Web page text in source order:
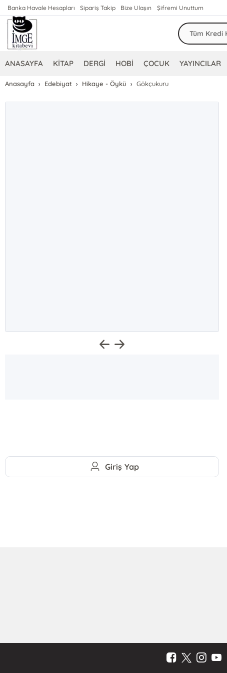
Banka Havale Hesapları Sipariş Takip Bize Ulaşın Şifremi Unuttum
ANASAYFA KİTAP DERGİ HOBİ ÇOCUK YAYINCILAR
Anasayfa Edebiyat Hikaye - Öykü Gökçukuru
Giriş Yap